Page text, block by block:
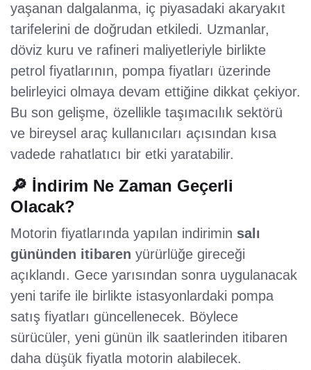
yaşanan dalgalanma, iç piyasadaki akaryakıt
tarifelerini de doğrudan etkiledi. Uzmanlar,
döviz kuru ve rafineri maliyetleriyle birlikte
petrol fiyatlarının, pompa fiyatları üzerinde
belirleyici olmaya devam ettiğine dikkat çekiyor.
Bu son gelişme, özellikle taşımacılık sektörü
ve bireysel araç kullanıcıları açısından kısa
vadede rahatlatıcı bir etki yaratabilir.
🔎 İndirim Ne Zaman Geçerli
Olacak?
Motorin fiyatlarında yapılan indirimin salı
gününden itibaren yürürlüğe gireceği
açıklandı. Gece yarısından sonra uygulanacak
yeni tarife ile birlikte istasyonlardaki pompa
satış fiyatları güncellenecek. Böylece
sürücüler, yeni günün ilk saatlerinden itibaren
daha düşük fiyatla motorin alabilecek.